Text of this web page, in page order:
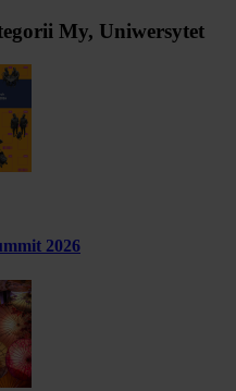
My, Uniwersytet
2026